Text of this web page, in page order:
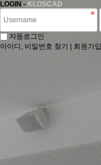
LOGIN - KLOSCAD
자동로그인
아이디, 비밀번호 찾기
회원가입